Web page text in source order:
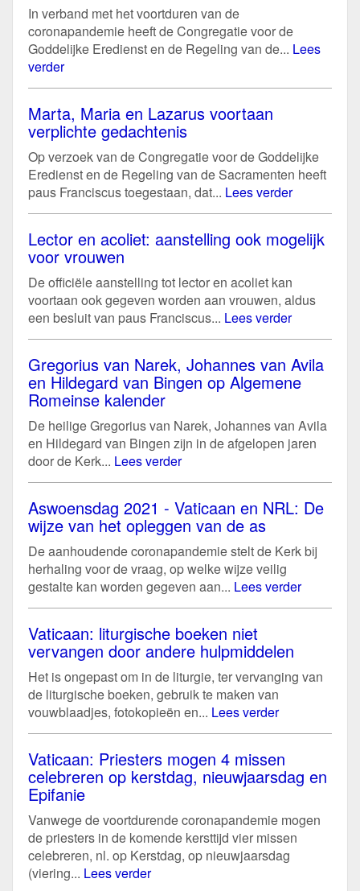
In verband met het voortduren van de
coronapandemie heeft de Congregatie voor de
Goddelijke Eredienst en de Regeling van de... Lees
verder
Marta, Maria en Lazarus voortaan
verplichte gedachtenis
Op verzoek van de Congregatie voor de Goddelijke
Eredienst en de Regeling van de Sacramenten heeft
paus Franciscus toegestaan, dat... Lees verder
Lector en acoliet: aanstelling ook mogelijk
voor vrouwen
De officiële aanstelling tot lector en acoliet kan
voortaan ook gegeven worden aan vrouwen, aldus
een besluit van paus Franciscus... Lees verder
Gregorius van Narek, Johannes van Avila
en Hildegard van Bingen op Algemene
Romeinse kalender
De heilige Gregorius van Narek, Johannes van Avila
en Hildegard van Bingen zijn in de afgelopen jaren
door de Kerk... Lees verder
Aswoensdag 2021 - Vaticaan en NRL: De
wijze van het opleggen van de as
De aanhoudende coronapandemie stelt de Kerk bij
herhaling voor de vraag, op welke wijze veilig
gestalte kan worden gegeven aan... Lees verder
Vaticaan: liturgische boeken niet
vervangen door andere hulpmiddelen
Het is ongepast om in de liturgie, ter vervanging van
de liturgische boeken, gebruik te maken van
vouwblaadjes, fotokopieën en... Lees verder
Vaticaan: Priesters mogen 4 missen
celebreren op kerstdag, nieuwjaarsdag en
Epifanie
Vanwege de voortdurende coronapandemie mogen
de priesters in de komende kersttijd vier missen
celebreren, nl. op Kerstdag, op nieuwjaarsdag
(viering... Lees verder